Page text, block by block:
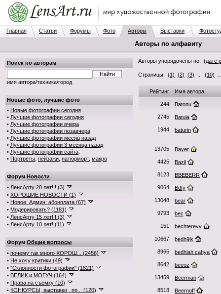
Главная Статьи Форумы Фото Авторы Выставки
Авторы по алфавиту
Поиск по авторам
имя автора/техника/город
Новые фото, лучшие фото
• Новые фотографии сегодня
• Лучшие фотографии сегодня
• Лучшие фотографии вчера
• Лучшие фотографии позавчера
• Лучшие фотографии месяц назад
• Лучшие фотографии 3 месяца назад
• Лучшие фотографии сайта:
• Портреты пейзажи натюрморт, макро
Форум Новости
• ЛенсАрту 20 лет!!! (3)
• ХОРОШИЕ НОВОСТИ (1)
• Новое: Админ: абонплата (67)
• Модерировать? (1181)
• ЛенсАрту 15 лет!!! (3)
• ЛенсАрту 10 лет! (11)
Форум Общие вопросы
• почему так много ХОРОШ... (2456)
• Не хочу критики (49)
• "Склонности фотографии" (1821)
• ВЕЛИК и МОГУЧ (164)
• Права на съемку (10)
• КОНКУРСЫ, выставки , пр... (120)
Авторы упорядочены по: (дате
Страницы: (1) (2) (3) (10)
Рейтинг Имя автора
244 Batonu
2745 Batula
1944 baturin
13705 Bayer
4425 Bazil
8123 BBEBERR
9064 Bdfy
13048 bear
9793 bec
151 bechterevv
10667 bedh9ik
8965 bedhiah cahya
8642 beeoz
13459 Beerman
8518 Beernoff